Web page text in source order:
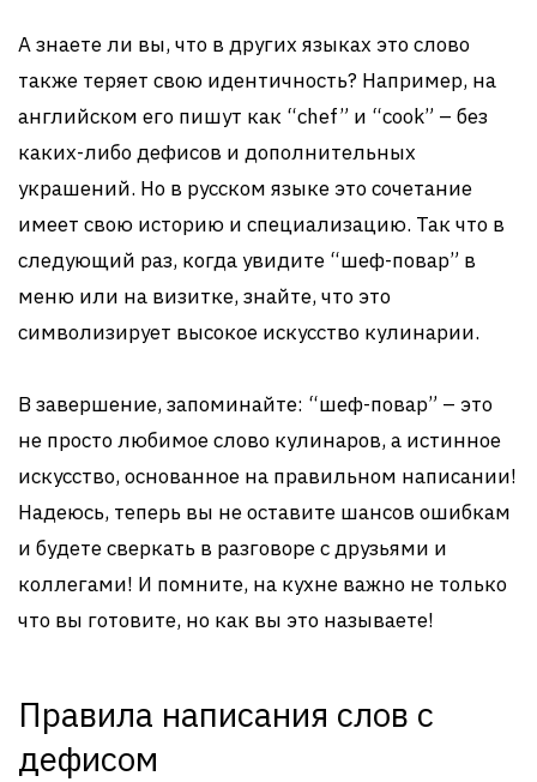
А знаете ли вы, что в других языках это слово
также теряет свою идентичность? Например, на
английском его пишут как “chef” и “cook” – без
каких-либо дефисов и дополнительных
украшений. Но в русском языке это сочетание
имеет свою историю и специализацию. Так что в
следующий раз, когда увидите “шеф-повар” в
меню или на визитке, знайте, что это
символизирует высокое искусство кулинарии.
В завершение, запоминайте: “шеф-повар” – это
не просто любимое слово кулинаров, а истинное
искусство, основанное на правильном написании!
Надеюсь, теперь вы не оставите шансов ошибкам
и будете сверкать в разговоре с друзьями и
коллегами! И помните, на кухне важно не только
что вы готовите, но как вы это называете!
Правила написания слов с
дефисом